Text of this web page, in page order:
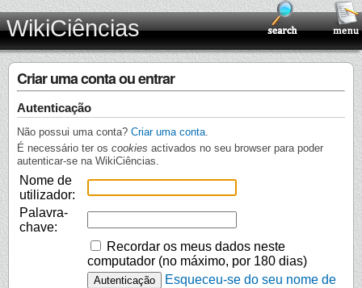
WikiCiências
Criar uma conta ou entrar
Autenticação
Não possui uma conta? Criar uma conta
É necessário ter os cookies activados no seu browser para poder
autenticar-se na WikiCiências.
Nome de
utilizador:
Palavra-
chave:
Recordar os meus dados neste
computador (no máximo, por 180 dias)
Esqueceu-se do seu nome de